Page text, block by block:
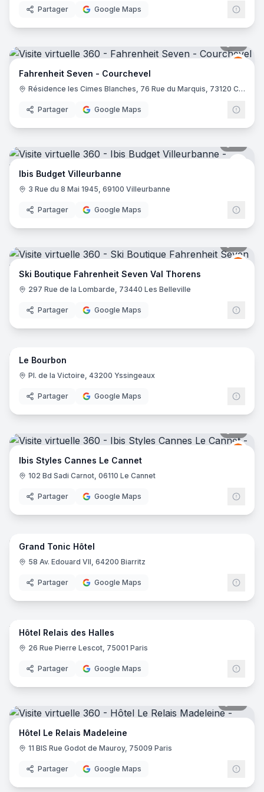
Partager Google Maps
Fahrenheit Seven - Courchevel
Résidence les Cimes Blanches, 76 Rue du Marquis, 73120 Courchevel
Partager Google Maps
Ibis
Ibis Budget Villeurbanne
3 Rue du 8 Mai 1945, 69100 Villeurbanne
Partager Google Maps
Ski Boutique Fahrenheit Seven Val Thorens
297 Rue de la Lombarde, 73440 Les Belleville
Partager Google Maps
16
Le Bourbon
Pl. de la Victoire, 43200 Yssingeaux
Partager Google Maps
Ibis
Ibis Styles Cannes Le Cannet
102 Bd Sadi Carnot, 06110 Le Cannet
Partager Google Maps
10
Grand Tonic Hôtel
58 Av. Edouard VII, 64200 Biarritz
Partager Google Maps
17
Hôtel Relais des Halles
26 Rue Pierre Lescot, 75001 Paris
Partager Google Maps
Hôtel Le Relais Madeleine
11 BIS Rue Godot de Mauroy, 75009 Paris
Partager Google Maps